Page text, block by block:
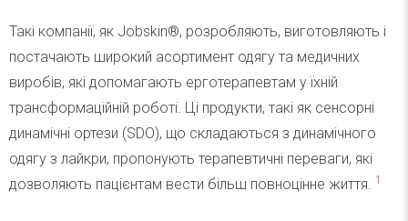
Такі компанії, як Jobskin®, розробляють, виготовляють і
постачають широкий асортимент одягу та медичних
виробів, які допомагають ерготерапевтам у їхній
трансформаційній роботі. Ці продукти, такі як сенсорні
динамічні ортези (SDO), що складаються з динамічного
одягу з лайкри, пропонують терапевтичні переваги, які
дозволяють пацієнтам вести більш повноцінне життя. 1